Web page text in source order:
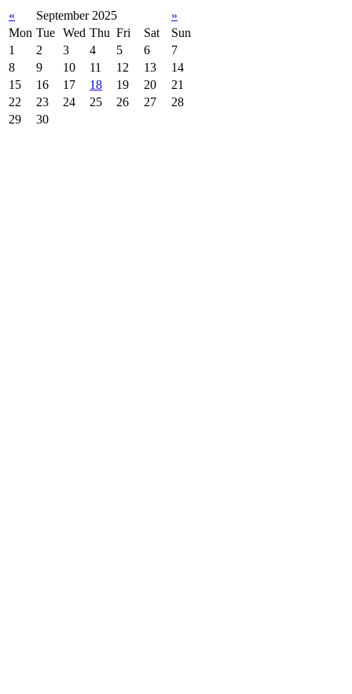
« September 2025
»
Mon Tue Wed Thu Fri Sat
Sun
1
2 3 4 5 6
7
8
9 10 11 12 13
14
15
16 17 18 19 20
21
22
23 24 25 26 27
28
29
30